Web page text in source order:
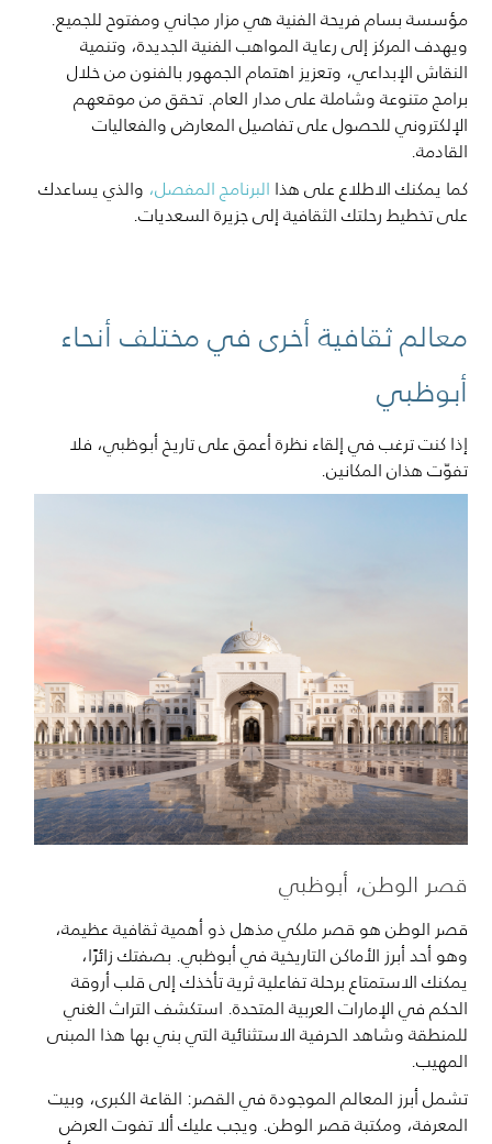
مؤسسة بسام فريحة الفنية هي مزار مجاني ومفتوح للجميع.
ويهدف المركز إلى رعاية المواهب الفنية الجديدة، وتنمية
النقاش الإبداعي، وتعزيز اهتمام الجمهور بالفنون من خلال
برامج متنوعة وشاملة على مدار العام. تحقق من موقعهم
الإلكتروني للحصول على تفاصيل المعارض والفعاليات
القادمة.
كما يمكنك الاطلاع على هذاالبرنامج المفصل، والذي يساعدك
على تخطيط رحلتك الثقافية إلى جزيرة السعديات.
معالم ثقافية أخرى في مختلف أنحاء
أبوظبي
إذا كنت ترغب في إلقاء نظرة أعمق على تاريخ أبوظبي، فلا
تفوّت هذان المكانين.
قصر الوطن، أبوظبي
قصر الوطن هو قصر ملكي مذهل ذو أهمية ثقافية عظيمة،
وهو أحد أبرز الأماكن التاريخية في أبوظبي. بصفتك زائرًا،
يمكنك الاستمتاع برحلة تفاعلية ثرية تأخذك إلى قلب أروقة
الحكم في الإمارات العربية المتحدة. استكشف التراث الغني
للمنطقة وشاهد الحرفية الاستثنائية التي بني بها هذا المبنى
المهيب.
تشمل أبرز المعالم الموجودة في القصر: القاعة الكبرى، وبيت
المعرفة، ومكتبة قصر الوطن. ويجب عليك ألا تفوت العرض